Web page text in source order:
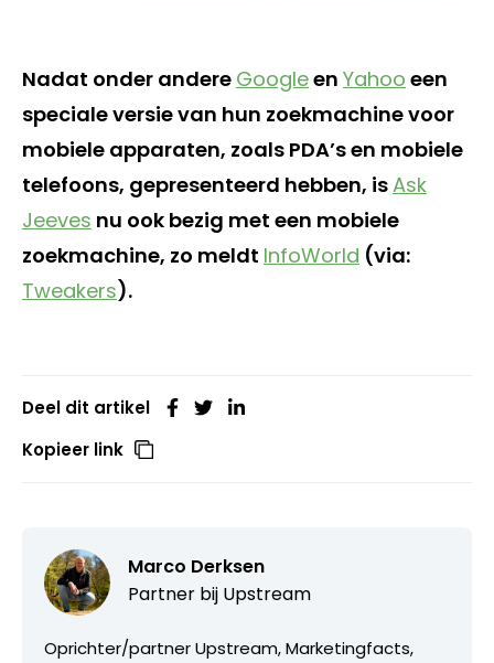
Nadat onder andere Googleen Yahoo een
speciale versie van hun zoekmachine voor
mobiele apparaten, zoals PDA’s en mobiele
telefoons, gepresenteerd hebben, isAsk
Jeeves nu ook bezig met een mobiele
zoekmachine, zo meldt InfoWorld (via:
Tweakers).
Deel dit artikel
Kopieer link
Marco Derksen
Partner bij Upstream
Oprichter/partner Upstream, Marketingfacts,